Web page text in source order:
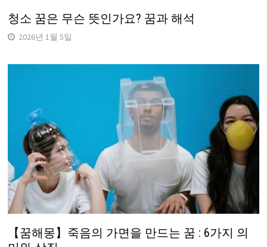
청소 꿈은 무슨 뜻인가요? 꿈과 해석
2026년 1월 5일
【꿈해몽】죽음의 가면을 만드는 꿈 : 6가지 의